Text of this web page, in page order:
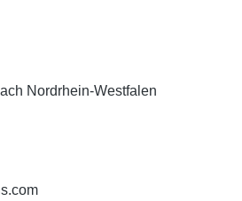
Nordrhein-Westfalen